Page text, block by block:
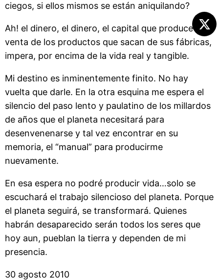
ciegos, si ellos mismos se están aniquilando?
Ah! el dinero, el dinero, el capital que produce la
venta de los productos que sacan de sus fábricas,
impera, por encima de la vida real y tangible.
Mi destino es inminentemente finito. No hay
vuelta que darle. En la otra esquina me espera el
silencio del paso lento y paulatino de los millardos
de años que el planeta necesitará para
desenvenenarse y tal vez encontrar en su
memoria, el “manual” para producirme
nuevamente.
En esa espera no podré producir vida…solo se
escuchará el trabajo silencioso del planeta. Porque
el planeta seguirá, se transformará. Quienes
habrán desaparecido serán todos los seres que
hoy aun, pueblan la tierra y dependen de mi
presencia.
30 agosto 2010